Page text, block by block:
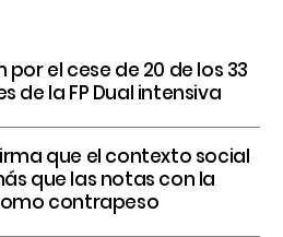
el cese de 20 de los 33
de la FP Dual intensiva
que el contexto social
que las notas con la
contrapeso